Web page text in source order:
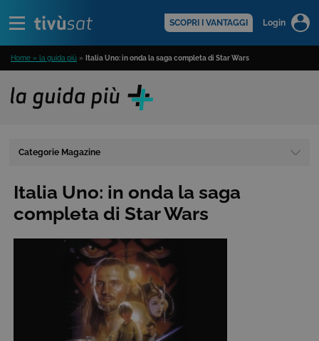
SCOPRI I VANTAGGI Login
Home » la guida più » Italia Uno: in onda la saga completa di Star Wars
Categorie Magazine
Italia Uno: in onda la saga
completa di Star Wars